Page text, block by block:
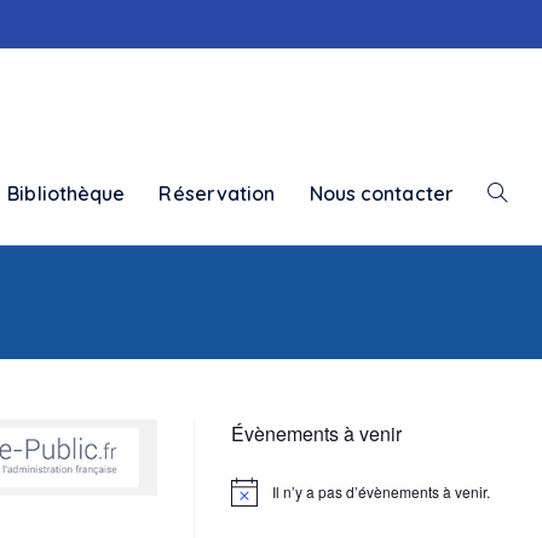
Bibliothèque Réservation Nous contacter Toggle
Évènements à venir
N
Il n’y a pas d’évènements à venir.